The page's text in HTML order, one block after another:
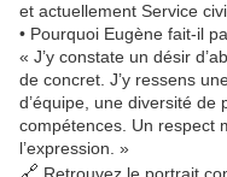
et actuellement Service
• Pourquoi Eugène fait-il
« J’y constate un désir
de concret. J’y ressens
d’équipe, une diversité de
compétences. Un respect
l’expression. »